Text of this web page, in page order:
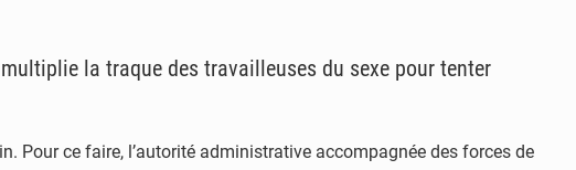
la traque des travailleuses du sexe pour tenter
Pour ce faire, l’autorité administrative accompagnée des forces de